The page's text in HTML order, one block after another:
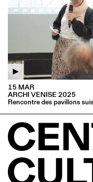
Publications
ARCHI VENISE 2025
Rencontre des pavillons
15 MAR